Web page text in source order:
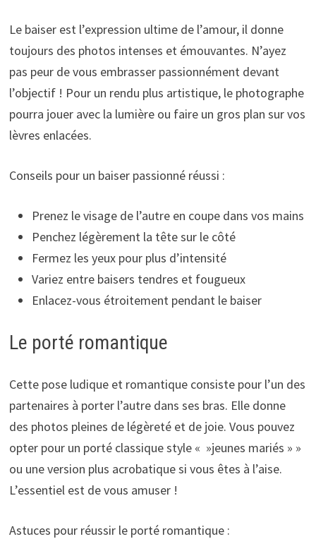
Le baiser est l’expression ultime de l’amour, il donne
toujours des photos intenses et émouvantes. N’ayez
pas peur de vous embrasser passionnément devant
l’objectif ! Pour un rendu plus artistique, le photographe
pourra jouer avec la lumière ou faire un gros plan sur vos
lèvres enlacées.
Conseils pour un baiser passionné réussi :
Prenez le visage de l’autre en coupe dans vos mains
Penchez légèrement la tête sur le côté
Fermez les yeux pour plus d’intensité
Variez entre baisers tendres et fougueux
Enlacez-vous étroitement pendant le baiser
Le porté romantique
Cette pose ludique et romantique consiste pour l’un des
partenaires à porter l’autre dans ses bras. Elle donne
des photos pleines de légèreté et de joie. Vous pouvez
opter pour un porté classique style « »jeunes mariés » »
ou une version plus acrobatique si vous êtes à l’aise.
L’essentiel est de vous amuser !
Astuces pour réussir le porté romantique :